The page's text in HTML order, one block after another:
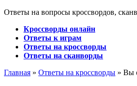
Ответы на вопросы кроссвордов,
Кроссворды онлайн
Ответы к играм
Ответы на кроссворды
Ответы на сканворды
Главная » Ответы на кроссворды » Вы